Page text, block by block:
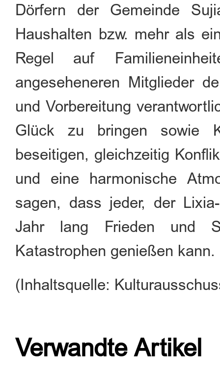
Dörfern der Gemeinde
Haushalten bzw. mehr als
Regel auf
angeseheneren Mitglieder
und Vorbereitung
Glück zu bringen sowie
beseitigen, gleichzeitig
und eine harmonische
sagen, dass jeder, der
Jahr lang Frieden und
Katastrophen genießen kann.
(Inhaltsquelle:
Verwandte Artikel